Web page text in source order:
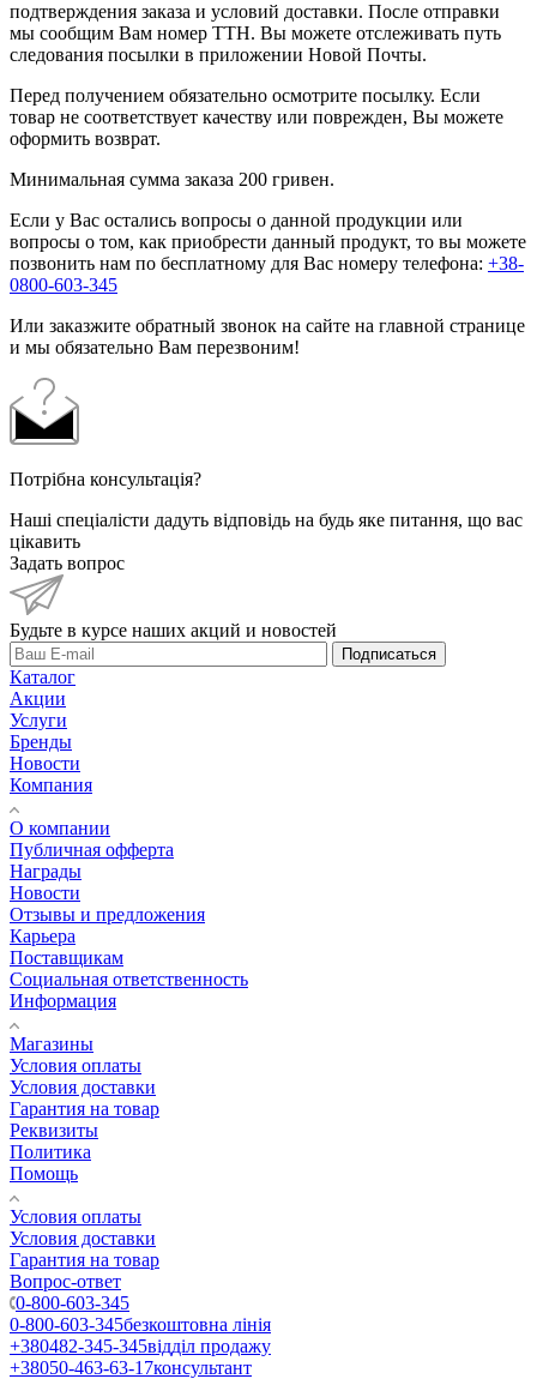
подтверждения заказа и условий доставки. После отправки
мы сообщим Вам номер ТТН. Вы можете отслеживать путь
следования посылки в приложении Новой Почты.
Перед получением обязательно осмотрите посылку. Если
товар не соответствует качеству или поврежден, Вы можете
оформить возврат.
Минимальная сумма заказа 200 гривен.
Если у Вас остались вопросы о данной продукции или
вопросы о том, как приобрести данный продукт, то вы можете
позвонить нам по бесплатному для Вас номеру телефона: +38-
0800-603-345
Или заказжите обратный звонок на сайте на главной странице
и мы обязательно Вам перезвоним!
Потрібна консультація?
Наші спеціалісти дадуть відповідь на будь яке питання, що вас
цікавить
Задать вопрос
Будьте в курсе наших акций и новостей
Подписаться
Каталог
Акции
Услуги
Бренды
Новости
Компания
О компании
Публичная офферта
Награды
Новости
Отзывы и предложения
Карьера
Поставщикам
Социальная ответственность
Информация
Магазины
Условия оплаты
Условия доставки
Гарантия на товар
Реквизиты
Политика
Помощь
Условия оплаты
Условия доставки
Гарантия на товар
Вопрос-ответ
0-800-603-345
0-800-603-345безкоштовна лінія
+380482-345-345відділ продажу
+38050-463-63-17консультант